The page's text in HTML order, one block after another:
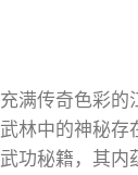
满传奇色彩
林中的神秘存
功秘籍，其